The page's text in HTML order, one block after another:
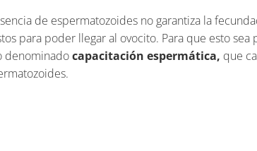
de espermatozoides no garantiza la
para poder llegar al ovocito. Para que esto
denominadocapacitación espermática, que